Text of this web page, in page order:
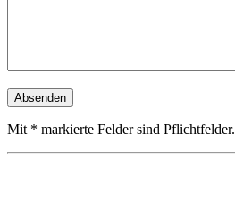
Mit * markierte Felder sind Pflichtfelder.